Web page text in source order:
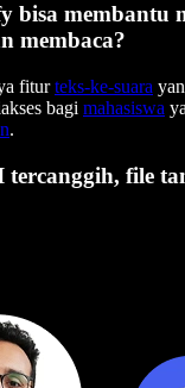
bisa membantu
membaca?
fiturteks-ke-suara
bagi mahasiswa
.
file